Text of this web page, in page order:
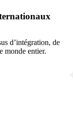
d’intégration, de
monde entier.